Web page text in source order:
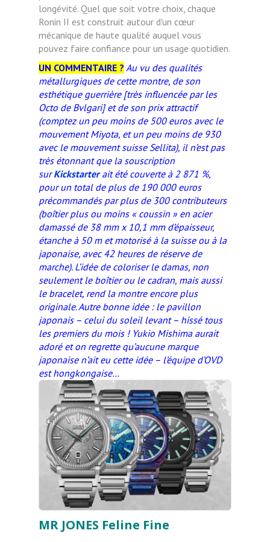
longévité. Quel que soit votre choix, chaque
Ronin II est construit autour d'un cœur
mécanique de haute qualité auquel vous
pouvez faire confiance pour un usage quotidien.
UN COMMENTAIRE ? Au vu des qualités
métallurgiques de cette montre, de son
esthétique guerrière [très influencée par les
Octo de Bvlgari] et de son prix attractif
(comptez un peu moins de 500 euros avec le
mouvement Miyota, et un peu moins de 930
avec le mouvement suisse Sellita), il n’est pas
très étonnant que la souscription
surKickstarterait été couverte à 2 871 %,
pour un total de plus de 190 000 euros
précommandés par plus de 300 contributeurs
(boîtier plus ou moins « coussin » en acier
damassé de 38 mm x 10,1 mm d’épaisseur,
étanche à 50 m et motorisé à la suisse ou à la
japonaise, avec 42 heures de réserve de
marche). L’idée de coloriser le damas, non
seulement le boîtier ou le cadran, mais aussi
le bracelet, rend la montre encore plus
originale. Autre bonne idée : le pavillon
japonais – celui du soleil levant – hissé tous
les premiers du mois ! Yukio Mishima aurait
adoré et on regrette qu’aucune marque
japonaise n’ait eu cette idée – l’équipe d’OVD
est hongkongaise…
MR JONES Feline Fine